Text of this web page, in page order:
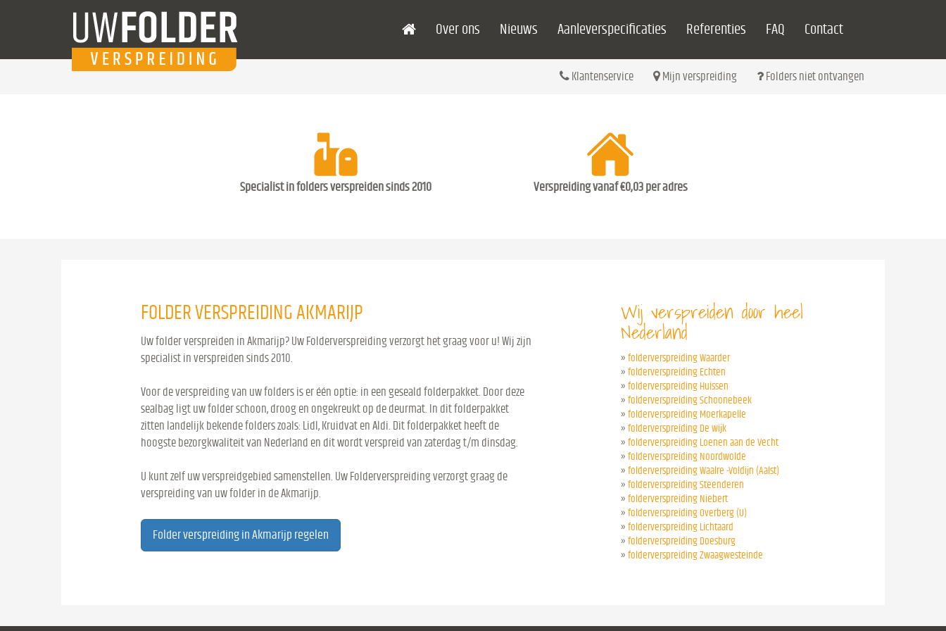
Over ons Nieuws Aanleverspecificaties Referenties FAQ Contact
Klantenservice Mijn verspreiding Folders niet ontvangen
Specialist in folders verspreiden sinds 2010 Verspreiding vanaf €0,03 per adres
FOLDER VERSPREIDING AKMARIJP
Uw folder verspreiden in Akmarijp? Uw Folderverspreiding verzorgt het graag voor u! Wij zijn
specialist in verspreiden sinds 2010.
Voor de verspreiding van uw folders is er één optie: in een geseald folderpakket. Door deze
sealbag ligt uw folder schoon, droog en ongekreukt op de deurmat. In dit folderpakket
zitten landelijk bekende folders zoals: Lidl, Kruidvat en Aldi. Dit folderpakket heeft de
hoogste bezorgkwaliteit van Nederland en dit wordt verspreid van zaterdag t/m dinsdag.
U kunt zelf uw verspreidgebied samenstellen. Uw Folderverspreiding verzorgt graag de
verspreiding van uw folder in de Akmarijp.
Folder verspreiding in Akmarijp regelen
Wij verspreiden door heel
Nederland
» folderverspreiding Waarder
» folderverspreiding Echten
» folderverspreiding Huissen
» folderverspreiding Schoonebeek
» folderverspreiding Moerkapelle
» folderverspreiding De wijk
» folderverspreiding Loenen aan de Vecht
» folderverspreiding Noordwolde
» folderverspreiding Waalre -Voldijn (Aalst)
» folderverspreiding Steenderen
» folderverspreiding Niebert
» folderverspreiding Overberg (U)
» folderverspreiding Lichtaard
» folderverspreiding Doesburg
» folderverspreiding Zwaagwesteinde